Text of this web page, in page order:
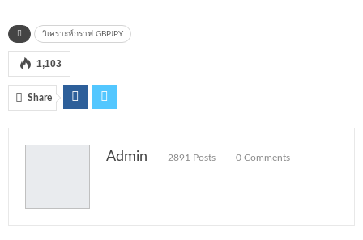
วิเคราะห์กราฟ GBPJPY
1,103
Share
Admin 2891 Posts 0 Comments